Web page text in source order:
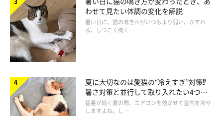
わせて見たい体調の変化を解説
暑い日に、猫の鳴き声がいつもより弱い、かすれ
る、しつこく鳴く …
夏に大切なのは愛猫の“冷えすぎ”対策⁉
暑さ対策と並行して取り入れたい4つの
工夫
猛暑が続く夏の間、エアコンを効かせて室内を冷や
しますよね。し …